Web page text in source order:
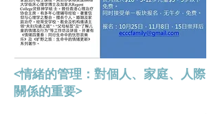
<情緒的管理：對個人、家庭、人際
關係的重要>